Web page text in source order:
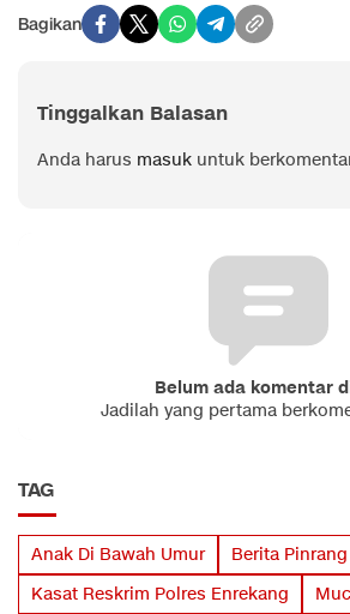
Bagikan
Tinggalkan Balasan
Anda harus masuk untuk
Belum ada komentar
Jadilah yang pertama
TAG
Anak Di Bawah Umur
Berita Pinrang
Kasat Reskrim Polres Enrekang